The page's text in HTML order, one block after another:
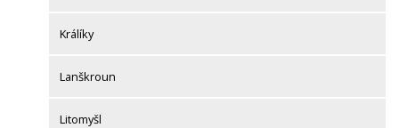
Králíky
Lanškroun
Litomyšl